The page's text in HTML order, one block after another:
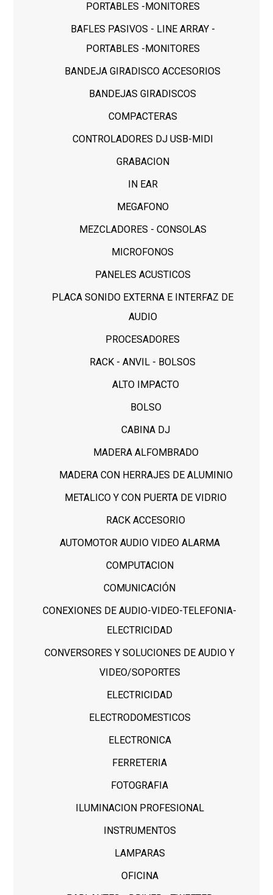
PORTABLES -MONITORES
BAFLES PASIVOS - LINE ARRAY -
PORTABLES -MONITORES
BANDEJA GIRADISCO ACCESORIOS
BANDEJAS GIRADISCOS
COMPACTERAS
CONTROLADORES DJ USB-MIDI
GRABACION
IN EAR
MEGAFONO
MEZCLADORES - CONSOLAS
MICROFONOS
PANELES ACUSTICOS
PLACA SONIDO EXTERNA E INTERFAZ DE
AUDIO
PROCESADORES
RACK - ANVIL - BOLSOS
ALTO IMPACTO
BOLSO
CABINA DJ
MADERA ALFOMBRADO
MADERA CON HERRAJES DE ALUMINIO
METALICO Y CON PUERTA DE VIDRIO
RACK ACCESORIO
AUTOMOTOR AUDIO VIDEO ALARMA
COMPUTACION
COMUNICACIÓN
CONEXIONES DE AUDIO-VIDEO-TELEFONIA-
ELECTRICIDAD
CONVERSORES Y SOLUCIONES DE AUDIO Y
VIDEO/SOPORTES
ELECTRICIDAD
ELECTRODOMESTICOS
ELECTRONICA
FERRETERIA
FOTOGRAFIA
ILUMINACION PROFESIONAL
INSTRUMENTOS
LAMPARAS
OFICINA